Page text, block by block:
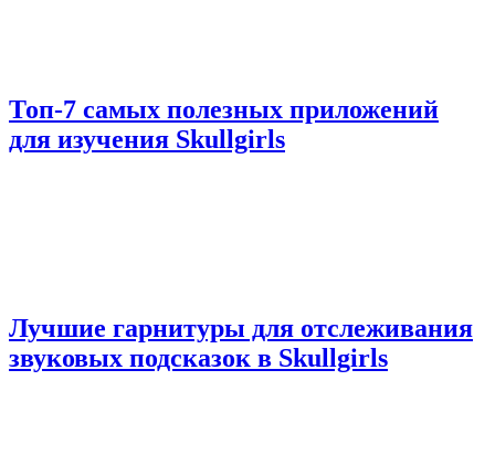
Топ-7 самых полезных приложений
для изучения Skullgirls
Лучшие гарнитуры для отслеживания
звуковых подсказок в Skullgirls